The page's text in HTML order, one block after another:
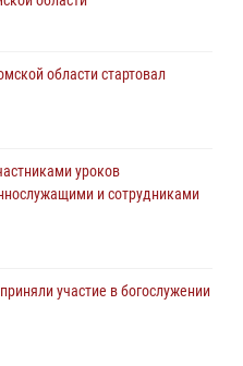
отработали костромские
опыт войск
области стартовал
уроков
и сотрудниками
участие в богослужении